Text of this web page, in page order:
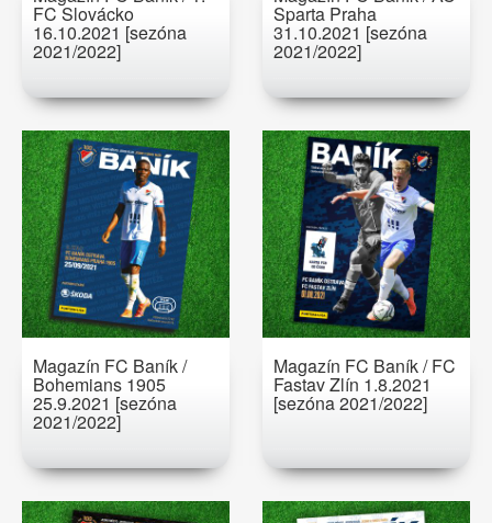
FC Slovácko
16.10.2021 [sezóna
2021/2022]
Sparta Praha
31.10.2021 [sezóna
2021/2022]
Magazín FC Baník /
Bohemians 1905
25.9.2021 [sezóna
2021/2022]
Magazín FC Baník / FC
Fastav Zlín 1.8.2021
[sezóna 2021/2022]